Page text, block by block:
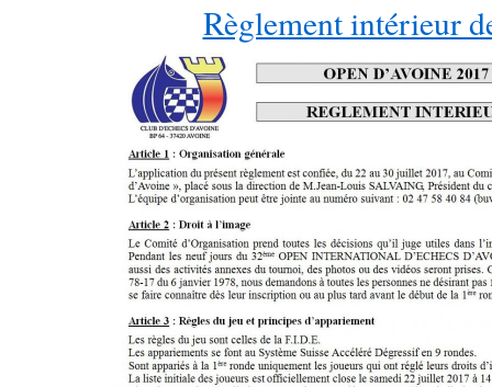
Règlement intérieur